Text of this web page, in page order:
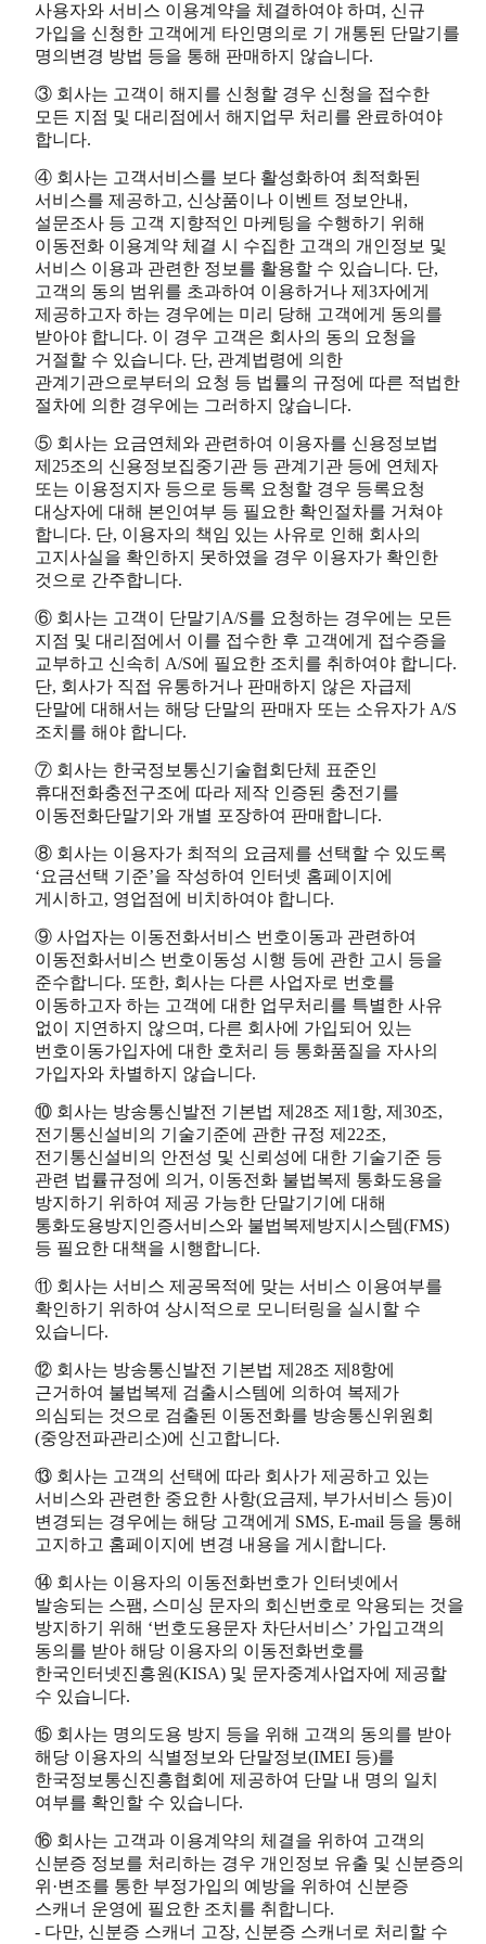
사용자와 서비스 이용계약을 체결하여야 하며, 신규
가입을 신청한 고객에게 타인명의로 기 개통된 단말기를
명의변경 방법 등을 통해 판매하지 않습니다.
③ 회사는 고객이 해지를 신청할 경우 신청을 접수한
모든 지점 및 대리점에서 해지업무 처리를 완료하여야
합니다.
④ 회사는 고객서비스를 보다 활성화하여 최적화된
서비스를 제공하고, 신상품이나 이벤트 정보안내,
설문조사 등 고객 지향적인 마케팅을 수행하기 위해
이동전화 이용계약 체결 시 수집한 고객의 개인정보 및
서비스 이용과 관련한 정보를 활용할 수 있습니다. 단,
고객의 동의 범위를 초과하여 이용하거나 제3자에게
제공하고자 하는 경우에는 미리 당해 고객에게 동의를
받아야 합니다. 이 경우 고객은 회사의 동의 요청을
거절할 수 있습니다. 단, 관계법령에 의한
관계기관으로부터의 요청 등 법률의 규정에 따른 적법한
절차에 의한 경우에는 그러하지 않습니다.
⑤ 회사는 요금연체와 관련하여 이용자를 신용정보법
제25조의 신용정보집중기관 등 관계기관 등에 연체자
또는 이용정지자 등으로 등록 요청할 경우 등록요청
대상자에 대해 본인여부 등 필요한 확인절차를 거쳐야
합니다. 단, 이용자의 책임 있는 사유로 인해 회사의
고지사실을 확인하지 못하였을 경우 이용자가 확인한
것으로 간주합니다.
⑥ 회사는 고객이 단말기A/S를 요청하는 경우에는 모든
지점 및 대리점에서 이를 접수한 후 고객에게 접수증을
교부하고 신속히 A/S에 필요한 조치를 취하여야 합니다.
단, 회사가 직접 유통하거나 판매하지 않은 자급제
단말에 대해서는 해당 단말의 판매자 또는 소유자가 A/S
조치를 해야 합니다.
⑦ 회사는 한국정보통신기술협회단체 표준인
휴대전화충전구조에 따라 제작 인증된 충전기를
이동전화단말기와 개별 포장하여 판매합니다.
⑧ 회사는 이용자가 최적의 요금제를 선택할 수 있도록
‘요금선택 기준’을 작성하여 인터넷 홈페이지에
게시하고, 영업점에 비치하여야 합니다.
⑨ 사업자는 이동전화서비스 번호이동과 관련하여
이동전화서비스 번호이동성 시행 등에 관한 고시 등을
준수합니다. 또한, 회사는 다른 사업자로 번호를
이동하고자 하는 고객에 대한 업무처리를 특별한 사유
없이 지연하지 않으며, 다른 회사에 가입되어 있는
번호이동가입자에 대한 호처리 등 통화품질을 자사의
가입자와 차별하지 않습니다.
⑩ 회사는 방송통신발전 기본법 제28조 제1항, 제30조,
전기통신설비의 기술기준에 관한 규정 제22조,
전기통신설비의 안전성 및 신뢰성에 대한 기술기준 등
관련 법률규정에 의거, 이동전화 불법복제 통화도용을
방지하기 위하여 제공 가능한 단말기기에 대해
통화도용방지인증서비스와 불법복제방지시스템(FMS)
등 필요한 대책을 시행합니다.
⑪ 회사는 서비스 제공목적에 맞는 서비스 이용여부를
확인하기 위하여 상시적으로 모니터링을 실시할 수
있습니다.
⑫ 회사는 방송통신발전 기본법 제28조 제8항에
근거하여 불법복제 검출시스템에 의하여 복제가
의심되는 것으로 검출된 이동전화를 방송통신위원회
(중앙전파관리소)에 신고합니다.
⑬ 회사는 고객의 선택에 따라 회사가 제공하고 있는
서비스와 관련한 중요한 사항(요금제, 부가서비스 등)이
변경되는 경우에는 해당 고객에게 SMS, E-mail 등을 통해
고지하고 홈페이지에 변경 내용을 게시합니다.
⑭ 회사는 이용자의 이동전화번호가 인터넷에서
발송되는 스팸, 스미싱 문자의 회신번호로 악용되는 것을
방지하기 위해 ‘번호도용문자 차단서비스’ 가입고객의
동의를 받아 해당 이용자의 이동전화번호를
한국인터넷진흥원(KISA) 및 문자중계사업자에 제공할
수 있습니다.
⑮ 회사는 명의도용 방지 등을 위해 고객의 동의를 받아
해당 이용자의 식별정보와 단말정보(IMEI 등)를
한국정보통신진흥협회에 제공하여 단말 내 명의 일치
여부를 확인할 수 있습니다.
⑯ 회사는 고객과 이용계약의 체결을 위하여 고객의
신분증 정보를 처리하는 경우 개인정보 유출 및 신분증의
위·변조를 통한 부정가입의 예방을 위하여 신분증
스캐너 운영에 필요한 조치를 취합니다.
- 다만, 신분증 스캐너 고장, 신분증 스캐너로 처리할 수